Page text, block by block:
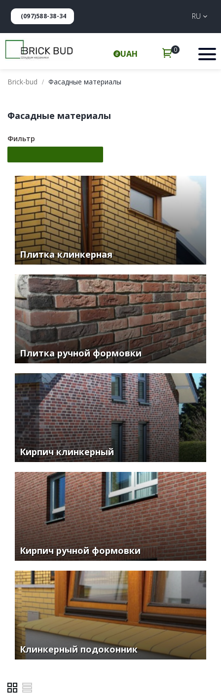
(097)588-38-34 RU
UAH 0
Brick-bud Фасадные материалы
Фасадные материалы
Фильтр
Плитка клинкерная
Плитка ручной формовки
Кирпич клинкерный
Кирпич ручной формовки
Клинкерный подоконник